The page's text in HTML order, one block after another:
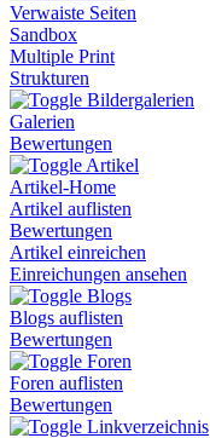
Verwaiste Seiten
Sandbox
Multiple Print
Strukturen
Bildergalerien
Galerien
Bewertungen
Artikel
Artikel-Home
Artikel auflisten
Bewertungen
Artikel einreichen
Einreichungen ansehen
Blogs
Blogs auflisten
Bewertungen
Foren
Foren auflisten
Bewertungen
Linkverzeichnis